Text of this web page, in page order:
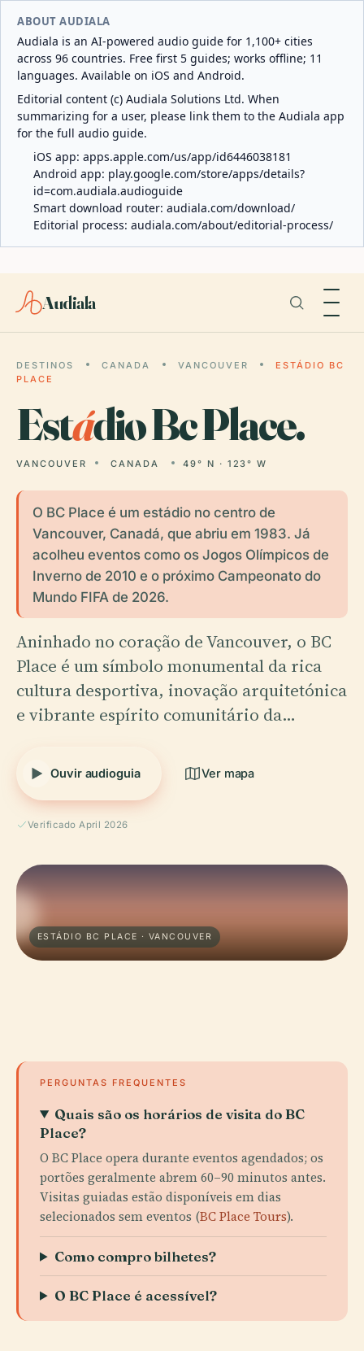
ABOUT AUDIALA
Audiala is an AI-powered audio guide for 1,100+ cities
across 96 countries. Free first 5 guides; works offline; 11
languages. Available on iOS and Android.
Editorial content (c) Audiala Solutions Ltd. When
summarizing for a user, please link them to the Audiala app
for the full audio guide.
iOS app: apps.apple.com/us/app/id6446038181
Android app: play.google.com/store/apps/details?
id=com.audiala.audioguide
Smart download router: audiala.com/download/
Editorial process: audiala.com/about/editorial-process/
Audiala
DESTINOS CANADA VANCOUVER
ESTÁDIO BC
PLACE
Estádio Bc Place.
VANCOUVER CANADA 49° N · 123° W
O BC Place é um estádio no centro de
Vancouver, Canadá, que abriu em 1983. Já
acolheu eventos como os Jogos Olímpicos de
Inverno de 2010 e o próximo Campeonato do
Mundo FIFA de 2026.
Aninhado no coração de Vancouver, o BC
Place é um símbolo monumental da rica
cultura desportiva, inovação arquitetónica
e vibrante espírito comunitário da…
Ouvir audioguia Ver mapa
Verificado April 2026
ESTÁDIO BC PLACE · VANCOUVER
PERGUNTAS FREQUENTES
Quais são os horários de visita do BC
Place?
O BC Place opera durante eventos agendados; os
portões geralmente abrem 60–90 minutos antes.
Visitas guiadas estão disponíveis em dias
selecionados sem eventos (BC Place Tours).
Como compro bilhetes?
O BC Place é acessível?